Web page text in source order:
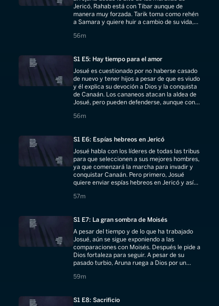
Jericó, Rahab está con Tibar aunque de
manera muy forzada. Tarik toma como rehén
a Samara y quiere huir a cambio de su vida,
56m
56 minutes
S1 E5: Hay tiempo para el amor
Josué es cuestionado por no haberse casado
de nuevo y tener hijos a pesar de que es viudo
y él explica su devoción a Dios y la conquista
de Canaán. Los cananeos atacan la aldea de
Josué, pero pueden defenderse, aunque con
56m
56 minutes
S1 E6: Espías hebreos en Jericó
Josué habla con los líderes de todas las tribus
para que seleccionen a sus mejores hombres,
ya que comenzará la marcha para invadir y
conquistar Canaán. Pero primero, Josué
quiere enviar espías hebreos en Jericó y así
57m
57 minutes
S1 E7: La gran sombra de Moisés
A pesar del tiempo y de lo que ha trabajado
Josué, aún se sigue exponiendo a las
comparaciones con Moisés. Después le pide a
Dios fortaleza para seguir. A pesar de su
pasado turbio, Aruna ruega a Dios por un
59m
59 minutes
S1 E8: Sacrificio